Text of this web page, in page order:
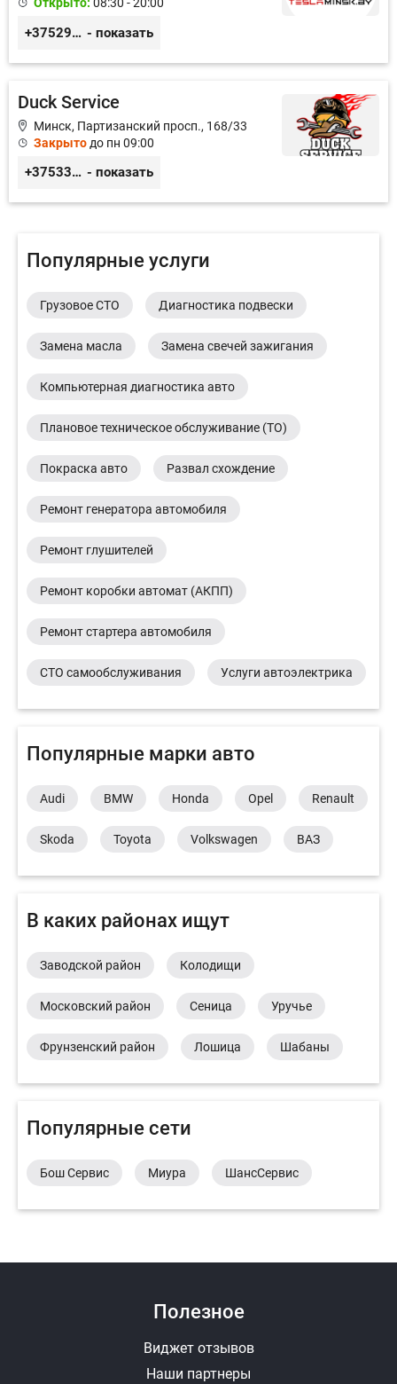
Открыто: 08:30 - 20:00
+375291335101 - показать
Duck Service
Минск, Партизанский просп., 168/33
Закрыто до пн 09:00
+375333416710 - показать
Популярные услуги
Грузовое СТО Диагностика подвески
Замена масла Замена свечей зажигания
Компьютерная диагностика авто
Плановое техническое обслуживание (ТО)
Покраска авто Развал схождение
Ремонт генератора автомобиля
Ремонт глушителей
Ремонт коробки автомат (АКПП)
Ремонт стартера автомобиля
СТО самообслуживания Услуги автоэлектрика
Популярные марки авто
Audi BMW Honda Opel Renault
Skoda Toyota Volkswagen ВАЗ
В каких районах ищут
Заводской район Колодищи
Московский район Сеница Уручье
Фрунзенский район Лошица Шабаны
Популярные сети
Бош Сервис Миура ШансСервис
Полезное
Виджет отзывов
Наши партнеры